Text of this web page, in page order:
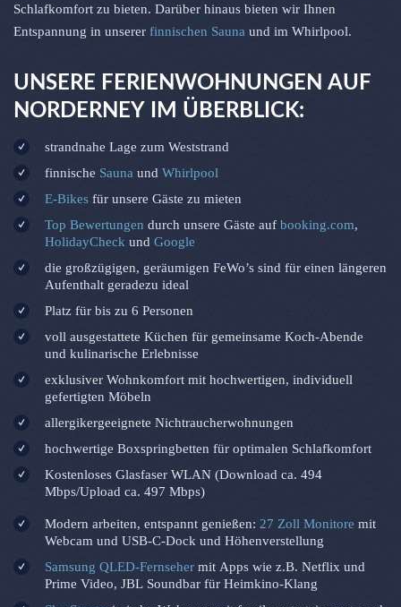
Schlafkomfort zu bieten. Darüber hinaus bieten wir Ihnen
Entspannung in unserer finnischen Sauna und im Whirlpool.
UNSERE FERIENWOHNUNGEN AUF
NORDERNEY IM ÜBERBLICK:
strandnahe Lage zum Weststrand
finnische Sauna und Whirlpool
E-Bikes für unsere Gäste zu mieten
Top Bewertungen durch unsere Gäste auf booking.com,
HolidayCheck und Google
die großzügigen, geräumigen FeWo’s sind für einen längeren
Aufenthalt geradezu ideal
Platz für bis zu 6 Personen
voll ausgestattete Küchen für gemeinsame Koch-Abende
und kulinarische Erlebnisse
exklusiver Wohnkomfort mit hochwertigen, individuell
gefertigten Möbeln
allergikergeeignete Nichtraucherwohnungen
hochwertige Boxspringbetten für optimalen Schlafkomfort
Kostenloses Glasfaser WLAN (Download ca. 494
Mbps/Upload ca. 497 Mbps)
Modern arbeiten, entspannt genießen: 27 Zoll Monitore mit
Webcam und USB-C-Dock und Höhenverstellung
Samsung QLED-Fernseher mit Apps wie z.B. Netflix und
Prime Video, JBL Soundbar für Heimkino-Klang